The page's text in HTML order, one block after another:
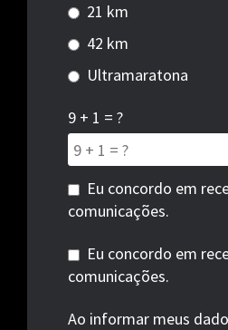
21 km
42 km
Ultramaratona
9 + 1 = ?
Eu concordo em
comunicações.
Eu concordo em
comunicações.
Ao informar meus